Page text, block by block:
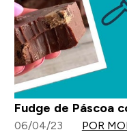
Fudge de Páscoa
06/04/23 POR